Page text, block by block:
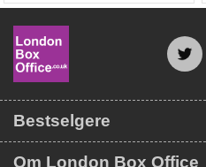
Bestselgere
Om London Box Office